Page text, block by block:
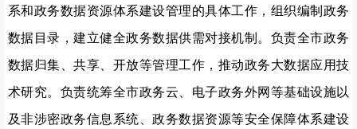
系和政务数据资源体系建设管理的具体工作，组织编制政务
数据 目录，建立健全政务数据供需对接机制。负责全市政务
数据归集、共享、开放等管理工作，推动政务大数据应用技
术研究。负责统筹全市政务云、电子政务外网等基础设施以
及非涉密政务信息系统、政务数据资源等安全保障体系建设